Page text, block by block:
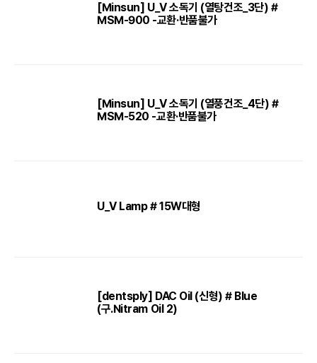
[Minsun] U_V 소독기 (열탕건조_3단) #
MSM-900 -교환·반품불가
[Minsun] U_V 소독기 (열풍건조_4단) #
MSM-520 -교환·반품불가
U_V Lamp # 15W대형
[dentsply] DAC Oil (신형) # Blue
(구.Nitram Oil 2)